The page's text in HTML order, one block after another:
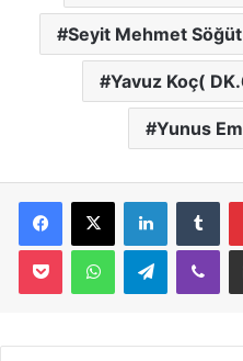
Seyit Mehmet Söğüt
Yavuz Koç(
Yunus
Telegram